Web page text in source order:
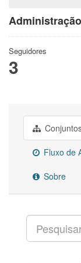
Administração
Seguidores
3
Fluxo de
Sobre